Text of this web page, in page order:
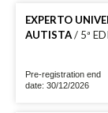
EXPERTO
AUTISTA/ 5ª
Pre-registration end
date: 30/12/2026